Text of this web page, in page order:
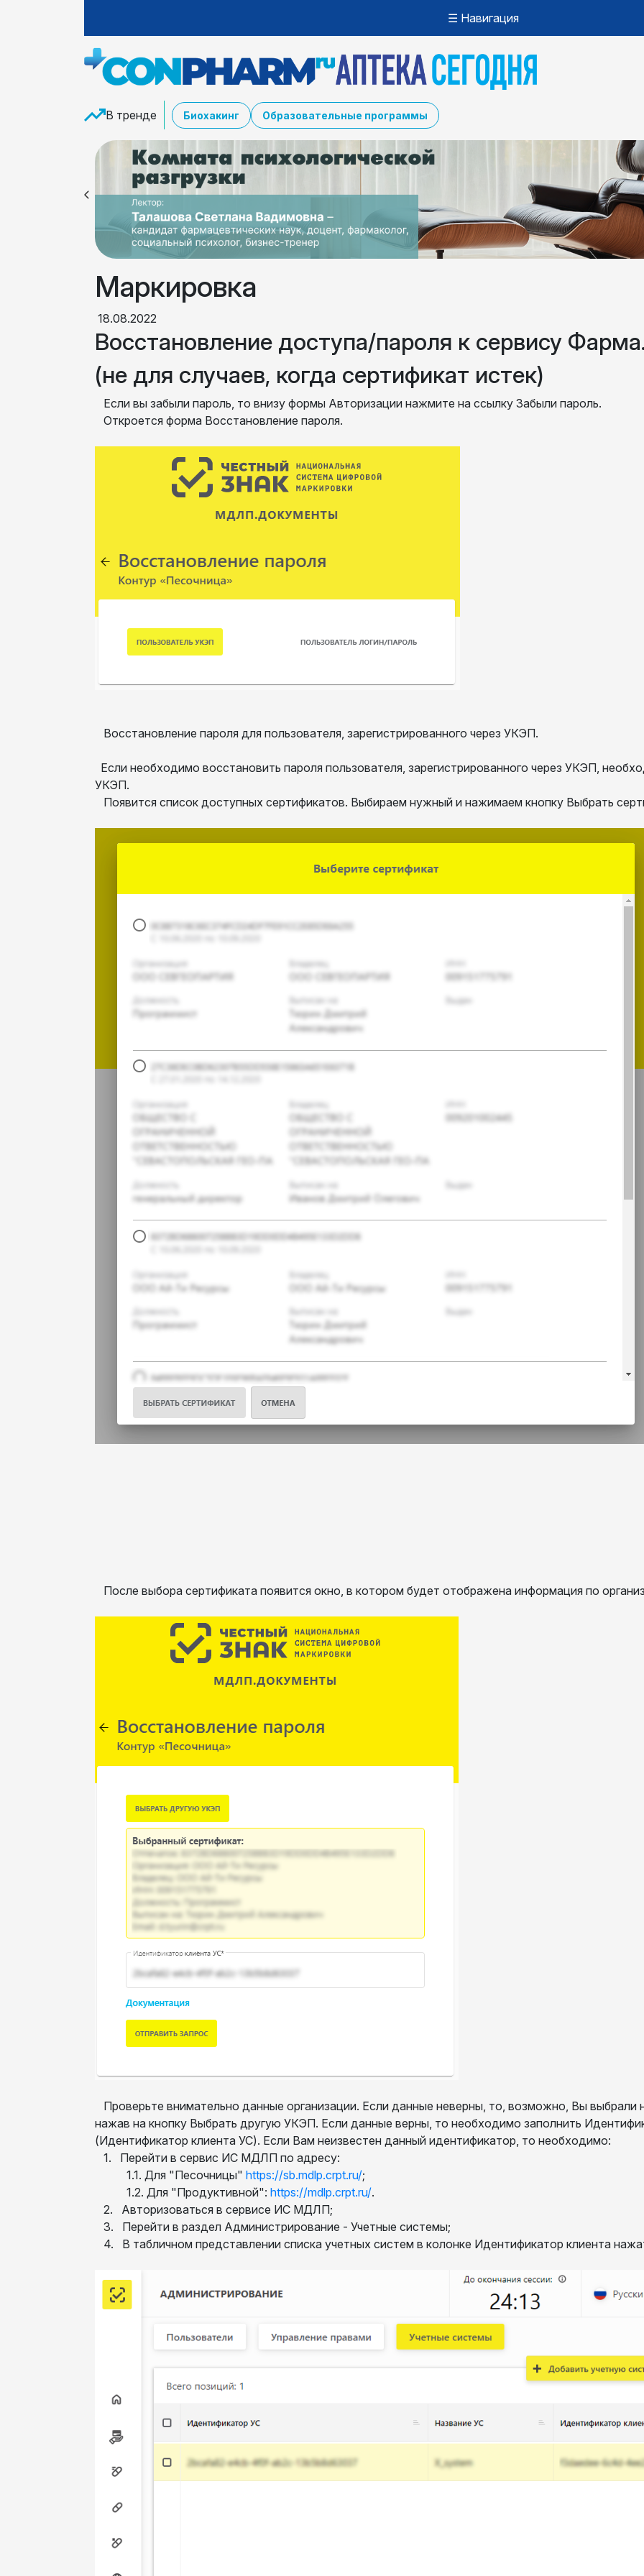
☰ Навигация
В тренде Биохакинг Образовательные программы
Маркировка
18.08.2022
Восстановление доступа/пароля к сервису
(не для случаев, когда сертификат истек)
Если вы забыли пароль, то внизу формы Авторизации нажмите на ссылку Забыли пароль.
Откроется форма Восстановление пароля.
Восстановление пароля для пользователя, зарегистрированного через УКЭП.
Если необходимо восстановить пароля пользователя, зарегистрированного через УКЭП,
УКЭП.
Появится список доступных сертификатов. Выбираем нужный и нажимаем кнопку Выбрать
После выбора сертификата появится окно, в котором будет отображена информация по
Проверьте внимательно данные организации. Если данные неверны, то, возможно, Вы выбрали
нажав на кнопку Выбрать другую УКЭП. Если данные верны, то необходимо заполнить
(Идентификатор клиента УС). Если Вам неизвестен данный идентификатор, то необходимо:
1. Перейти в сервис ИС МДЛП по адресу:
1.1. Для "Песочницы" https://sb.mdlp.crpt.ru/;
1.2. Для "Продуктивной": https://mdlp.crpt.ru/.
2. Авторизоваться в сервисе ИС МДЛП;
3. Перейти в раздел Администрирование - Учетные системы;
4. В табличном представлении списка учетных систем в колонке Идентификатор клиента